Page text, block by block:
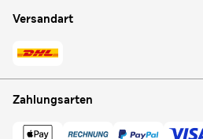
Versandart
Zahlungsarten